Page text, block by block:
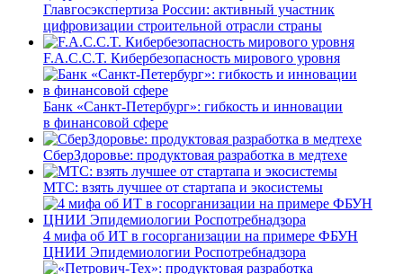
Главгосэкспертиза России: активный участник
цифровизации строительной отрасли страны
F.A.C.C.T. Кибербезопасность мирового уровня
Банк «Санкт-Петербург»: гибкость и инновации
в финансовой сфере
СберЗдоровье: продуктовая разработка в медтехе
МТС: взять лучшее от стартапа и экосистемы
4 мифа об ИТ в госорганизации на примере ФБУН
ЦНИИ Эпидемиологии Роспотребнадзора